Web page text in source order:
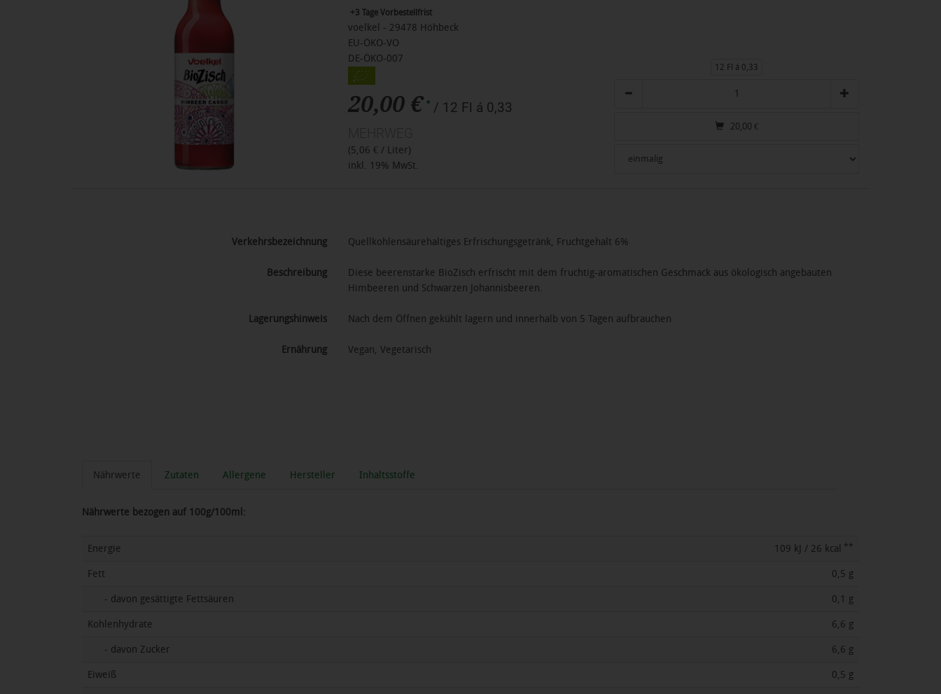
+3 Tage Vorbestellfrist
voelkel - 29478 Höhbeck
EU-ÖKO-VO
DE-ÖKO-007
20,00 € * / 12 Fl á 0,33
(5,06 € / Liter)
inkl. 19% MwSt.
12 Fl á 0,33
20,00 €
Verkehrsbezeichnung Quellkohlensäurehaltiges Erfrischungsgetränk, Fruchtgehalt 6%
Beschreibung
Diese beerenstarke BioZisch erfrischt mit dem fruchtig-aromatischen Geschmack aus ökologisch angebauten
Himbeeren und Schwarzen Johannisbeeren.
Lagerungshinweis Nach dem Öffnen gekühlt lagern und innerhalb von 5 Tagen aufbrauchen
Ernährung Vegan, Vegetarisch
Nährwerte Zutaten Allergene Hersteller Inhaltsstoffe
Nährwerte bezogen auf 100g/100ml:
Energie 109 kJ / 26 kcal **
Fett 0,5 g
- davon gesättigte Fettsäuren 0,1 g
Kohlenhydrate 6,6 g
- davon Zucker 6,6 g
Eiweiß 0,5 g